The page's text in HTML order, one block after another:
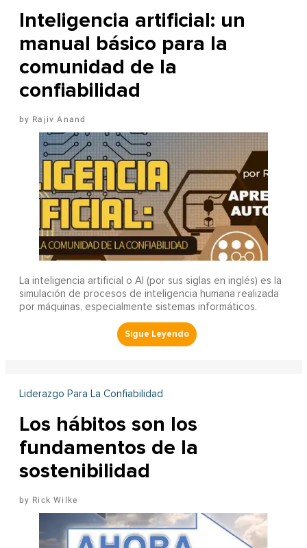
Inteligencia artificial: un
manual básico para la
comunidad de la
confiabilidad
Rajiv Anand
La inteligencia artificial o AI (por sus siglas en inglés) es la
simulación de procesos de inteligencia humana realizada
por máquinas, especialmente sistemas informáticos.
Liderazgo Para La Confiabilidad
Los hábitos son los
fundamentos de la
sostenibilidad
Rick Wilke